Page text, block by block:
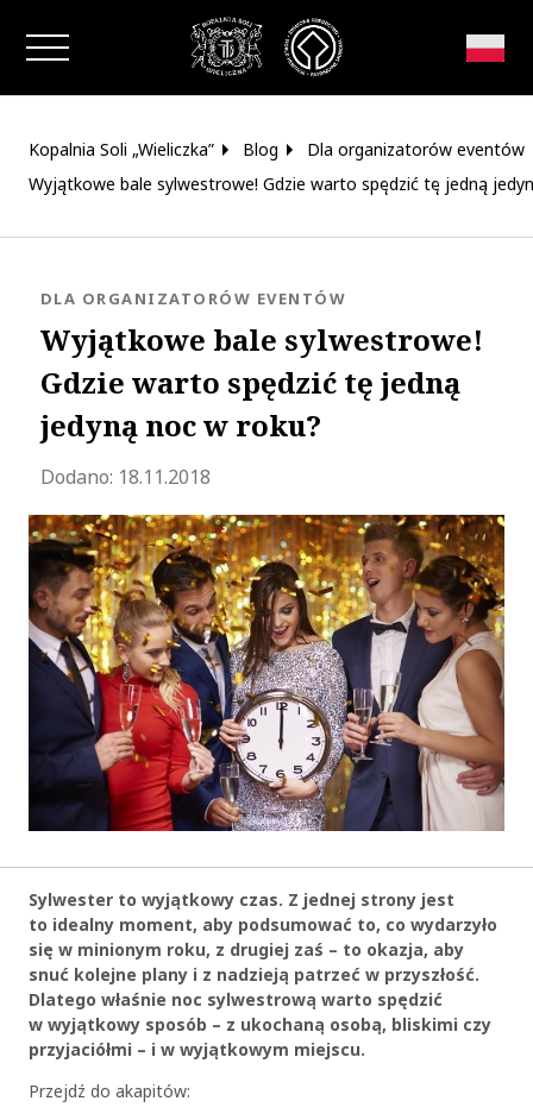
Zamknij okno
Kopalnia Soli „Wieliczka” Blog
Dla organizatorów eventów
Wyjątkowe bale sylwestrowe! Gdzie warto spędzić tę jedną
Wyjątkowe bale sylwestrowe!
Gdzie warto spędzić tę jedną
jedyną noc w roku?
KATEGORIA:
DLA ORGANIZATORÓW EVENTÓW
Dodano: 18.11.2018Zaktualizowano 2021-09-03 07:41:36
Sylwester to wyjątkowy czas. Z jednej strony jest
to idealny moment, aby podsumować to, co wydarzyło
się w minionym roku, z drugiej zaś – to okazja, aby
snuć kolejne plany i z nadzieją patrzeć w przyszłość.
Dlatego właśnie noc sylwestrową warto spędzić
w wyjątkowy sposób – z ukochaną osobą, bliskimi czy
przyjaciółmi – i w wyjątkowym miejscu.
Przejdź do akapitów: